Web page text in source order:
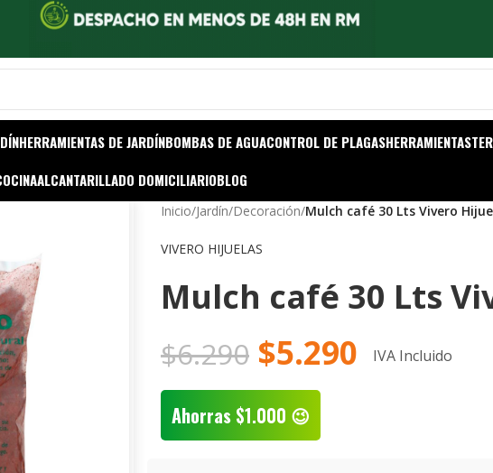
HERRAMIENTAS DE JARDÍNBOMBAS DE AGUACONTROL DE PLAGASHERRAMIENTAS
ALCANTARILLADO DOMICILIARIOBLOG
Inicio/Jardín/Decoración/Mulch café 30 Lts Vivero
VIVERO HIJUELAS
Mulch café 30 Lts
$6.290 $5.290 IVA Incluido
Ahorras $1.000 😉